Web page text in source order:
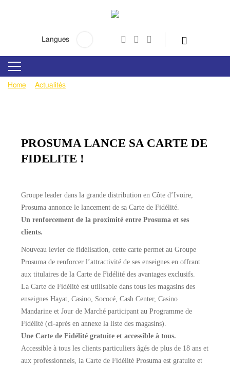
Langues
Home Actualités
PROSUMA LANCE SA CARTE DE
FIDELITE !
Groupe leader dans la grande distribution en Côte d’Ivoire,
Prosuma annonce le lancement de sa Carte de Fidélité.
Un renforcement de la proximité entre Prosuma et ses
clients.
Nouveau levier de fidélisation, cette carte permet au Groupe
Prosuma de renforcer l’attractivité de ses enseignes en offrant
aux titulaires de la Carte de Fidélité des avantages exclusifs.
La Carte de Fidélité est utilisable dans tous les magasins des
enseignes Hayat, Casino, Sococé, Cash Center, Casino
Mandarine et Jour de Marché participant au Programme de
Fidélité (ci-après en annexe la liste des magasins).
Une Carte de Fidélité gratuite et accessible à tous.
Accessible à tous les clients particuliers âgés de plus de 18 ans et
aux professionnels, la Carte de Fidélité Prosuma est gratuite et